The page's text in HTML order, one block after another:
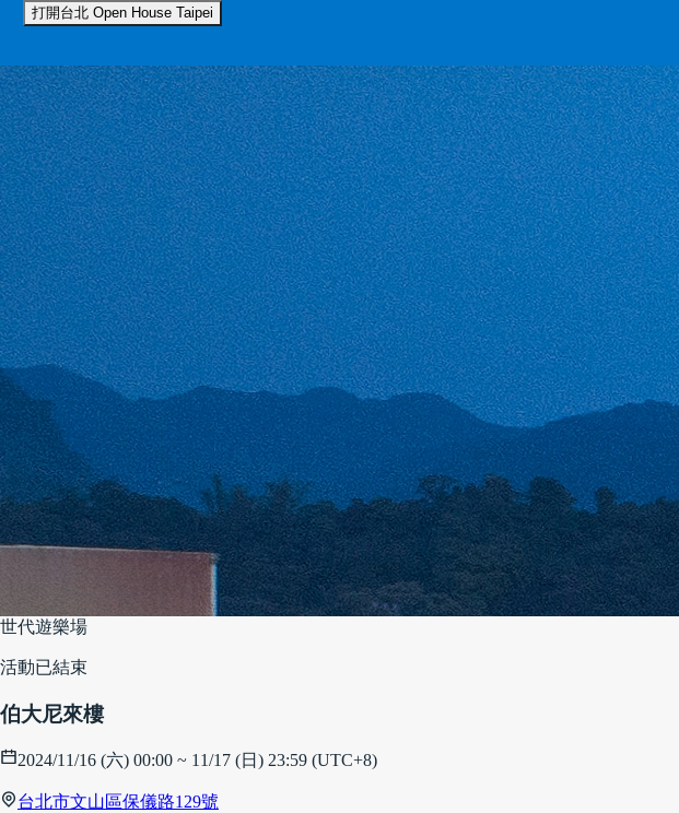
我們使用 cookies 來提升您的瀏覽體驗並分析網站流量。
全部拒絕 接受所有 Cookie
我們使用 cookies 提升瀏覽體驗並分析流量。隱私權政策
拒絕 接受
打開台北 Open House Taipei
世代遊樂場
活動已結束
伯大尼來樓
2024/11/16 (六) 00:00 ~ 11/17 (日) 23:59 (UTC+8)
台北市文山區保儀路129號